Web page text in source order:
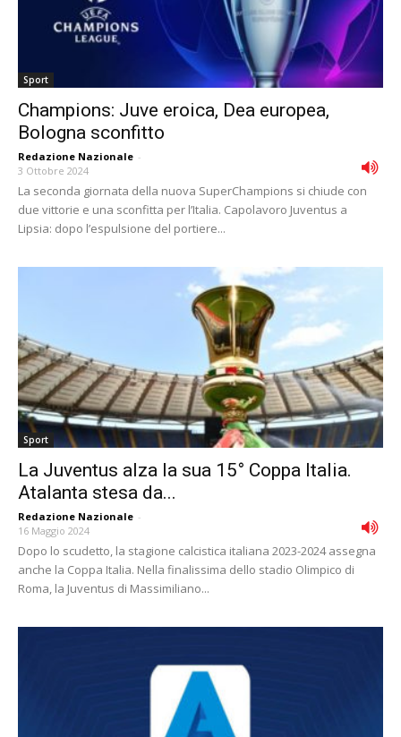
Sport
Champions: Juve eroica, Dea europea,
Bologna sconfitto
Redazione Nazionale -
3 Ottobre 2024
La seconda giornata della nuova SuperChampions si chiude con
due vittorie e una sconfitta per l’Italia. Capolavoro Juventus a
Lipsia: dopo l’espulsione del portiere...
Sport
La Juventus alza la sua 15° Coppa Italia.
Atalanta stesa da...
Redazione Nazionale -
16 Maggio 2024
Dopo lo scudetto, la stagione calcistica italiana 2023-2024 assegna
anche la Coppa Italia. Nella finalissima dello stadio Olimpico di
Roma, la Juventus di Massimiliano...